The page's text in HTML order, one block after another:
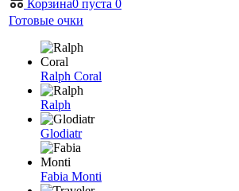
Корзина0 пуста 0
Готовые очки
Ralph Coral
Ralph
Glodiatr
Fabia Monti